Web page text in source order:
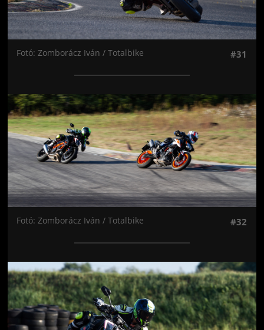
Fotó: Zomborácz Iván / Totalbike #31
Jön még kép!
Fotó: Zomborácz Iván / Totalbike #32
Jön még kép!